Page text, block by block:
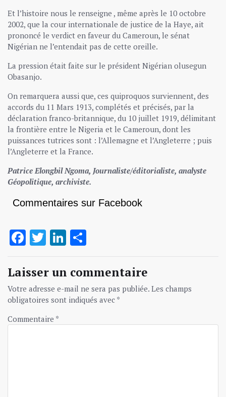
Et l’histoire nous le renseigne , même après le 10 octobre
2002, que la cour internationale de justice de la Haye, ait
prononcé le verdict en faveur du Cameroun, le sénat
Nigérian ne l’entendait pas de cette oreille.
La pression était faite sur le président Nigérian olusegun
Obasanjo.
On remarquera aussi que, ces quiproquos surviennent, des
accords du 11 Mars 1913, complétés et précisés, par la
déclaration franco-britannique, du 10 juillet 1919, délimitant
la frontière entre le Nigeria et le Cameroun, dont les
puissances tutrices sont : l’Allemagne et l’Angleterre ; puis
l’Angleterre et la France.
Patrice Elongbil Ngoma, Journaliste/éditorialiste, analyste
Géopolitique, archiviste.
Commentaires sur Facebook
Facebook
TwitterLinkedIn
Laisser un commentaire
Votre adresse e-mail ne sera pas publiée. Les champs
obligatoires sont indiqués avec *
Commentaire *